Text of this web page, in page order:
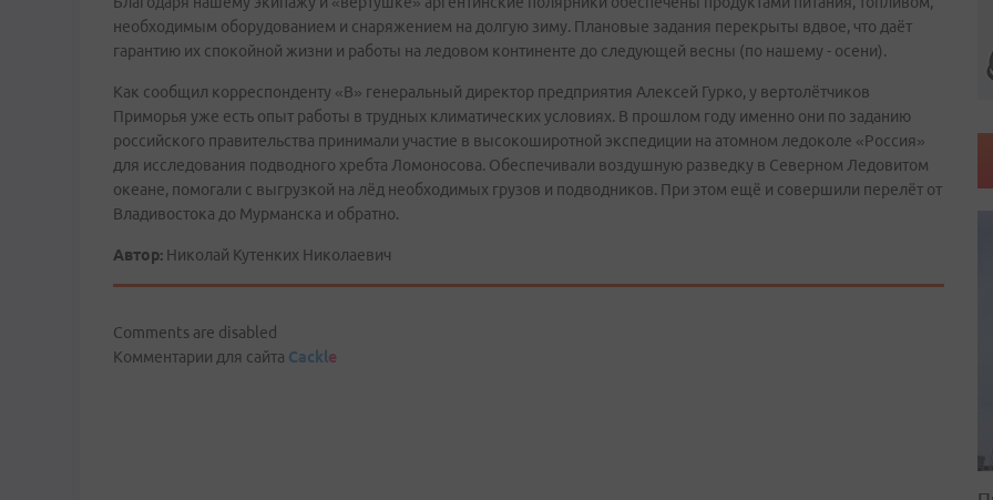
необходимым оборудованием и снаряжением на долгую зиму. Плановые задания перекрыты вдвое, что даёт
гарантию их спокойной жизни и работы на ледовом континенте до следующей весны (по нашему - осени).
Как сообщил корреспонденту «В» генеральный директор предприятия Алексей Гурко, у вертолётчиков
Приморья уже есть опыт работы в трудных климатических условиях. В прошлом году именно они по заданию
российского правительства принимали участие в высокоширотной экспедиции на атомном ледоколе «Россия»
для исследования подводного хребта Ломоносова. Обеспечивали воздушную разведку в Северном Ледовитом
океане, помогали с выгрузкой на лёд необходимых грузов и подводников. При этом ещё и совершили перелёт от
Владивостока до Мурманска и обратно.
Автор: Николай Кутенких Николаевич
Comments are disabled
Комментарии для сайта Cackle